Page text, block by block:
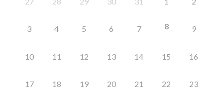
3 4 5 6 7 8 9
10 11 12 13 14 15 16
17 18 19 20 21 22 23